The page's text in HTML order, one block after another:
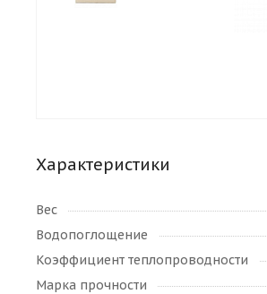
Характеристики
Вес
Водопоглощение
Коэффициент теплопроводности
Марка прочности